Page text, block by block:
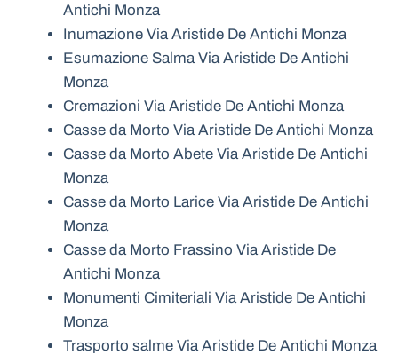
Antichi Monza
Inumazione Via Aristide De Antichi Monza
Esumazione Salma Via Aristide De Antichi
Monza
Cremazioni Via Aristide De Antichi Monza
Casse da Morto Via Aristide De Antichi Monza
Casse da Morto Abete Via Aristide De Antichi
Monza
Casse da Morto Larice Via Aristide De Antichi
Monza
Casse da Morto Frassino Via Aristide De
Antichi Monza
Monumenti Cimiteriali Via Aristide De Antichi
Monza
Trasporto salme Via Aristide De Antichi Monza